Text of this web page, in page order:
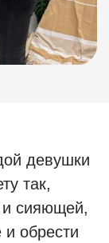
девушки
так,
и сияющей,
и обрести